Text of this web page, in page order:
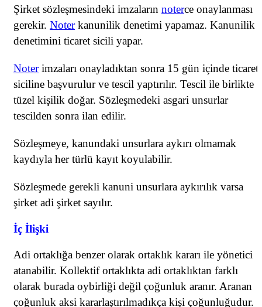
Şirket sözleşmesindeki imzaların noterce onaylanması
gerekir. Noterkanunilik denetimi yapamaz. Kanunilik
denetimini ticaret sicili yapar.
Noterimzaları onayladıktan sonra 15 gün içinde ticaret
siciline başvurulur ve tescil yaptırılır. Tescil ile birlikte
tüzel kişilik doğar. Sözleşmedeki asgari unsurlar
tescilden sonra ilan edilir.
Sözleşmeye, kanundaki unsurlara aykırı olmamak
kaydıyla her türlü kayıt koyulabilir.
Sözleşmede gerekli kanuni unsurlara aykırılık varsa
şirket adi şirket sayılır.
İç İlişki
Adi ortaklığa benzer olarak ortaklık kararı ile yönetici
atanabilir. Kollektif ortaklıkta adi ortaklıktan farklı
olarak burada oybirliği değil çoğunluk aranır. Aranan
çoğunluk aksi kararlaştırılmadıkça kişi çoğunluğudur.